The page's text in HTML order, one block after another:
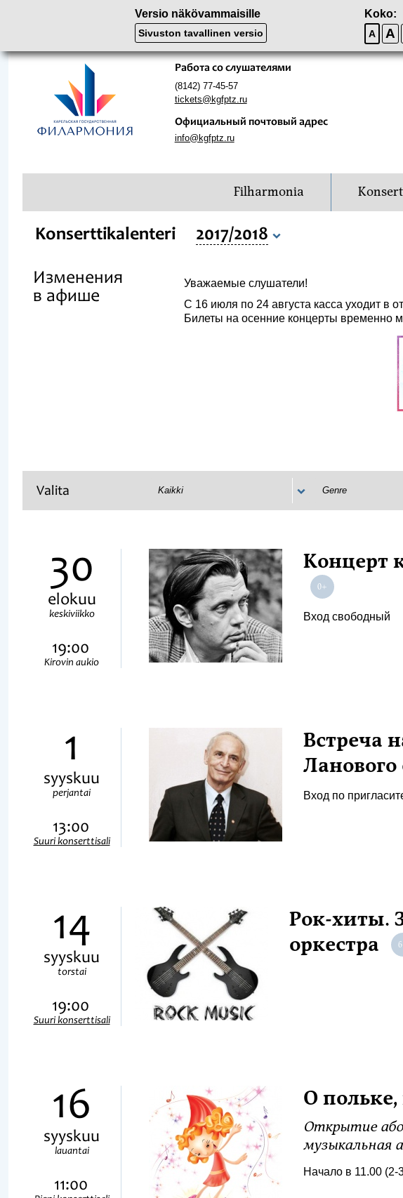
Versio näkövammaisille
Sivuston tavallinen versio
Koko:
A A
Работа со слушателями
(8142) 77-45-57
tickets@kgfptz.ru
Официальный почтовый адрес
info@kgfptz.ru
Filharmonia
Konserttikalenteri 2017/2018
Изменения
в афише
Уважаемые слушатели!
С 16 июля по 24 августа касса уходит в
Билеты на осенние концерты временно
Valita Kaikki Genre
30
elokuu
keskiviikko
19:00
Kirovin aukio
Концерт
Вход свободный
1
syyskuu
perjantai
13:00
Suuri konserttisali
Встреча
Вход по
14
syyskuu
torstai
19:00
Suuri konserttisali
Рок-хиты.
оркестра
16
syyskuu
lauantai
11:00
О польке,
Открытие
музыкальная
Начало в 11.00 (2-